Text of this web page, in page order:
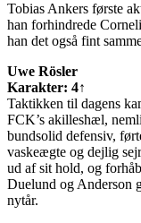
Tobias Ankers første
han forhindrede
han det også fint
Uwe Rösler
Karakter: 4↑
Taktikken til dagens
FCK’s akilleshæl,
bundsolid defensiv,
vaskeægte og dejlig
ud af sit hold, og
Duelund og Anderson
nytår.